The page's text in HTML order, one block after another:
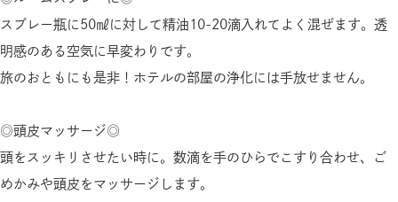
スプレー瓶に50㎖に対して精油10-20滴入れてよく混ぜます。透
明感のある空気に早変わりです。
旅のおともにも是非！ホテルの部屋の浄化には手放せません。
◎頭皮マッサージ◎
頭をスッキリさせたい時に。数滴を手のひらでこすり合わせ、ご
めかみや頭皮をマッサージします。